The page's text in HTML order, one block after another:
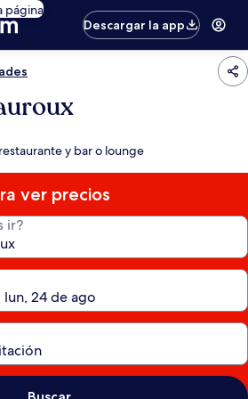
página
Descargar la app
y bar o lounge
ver precios
ir?